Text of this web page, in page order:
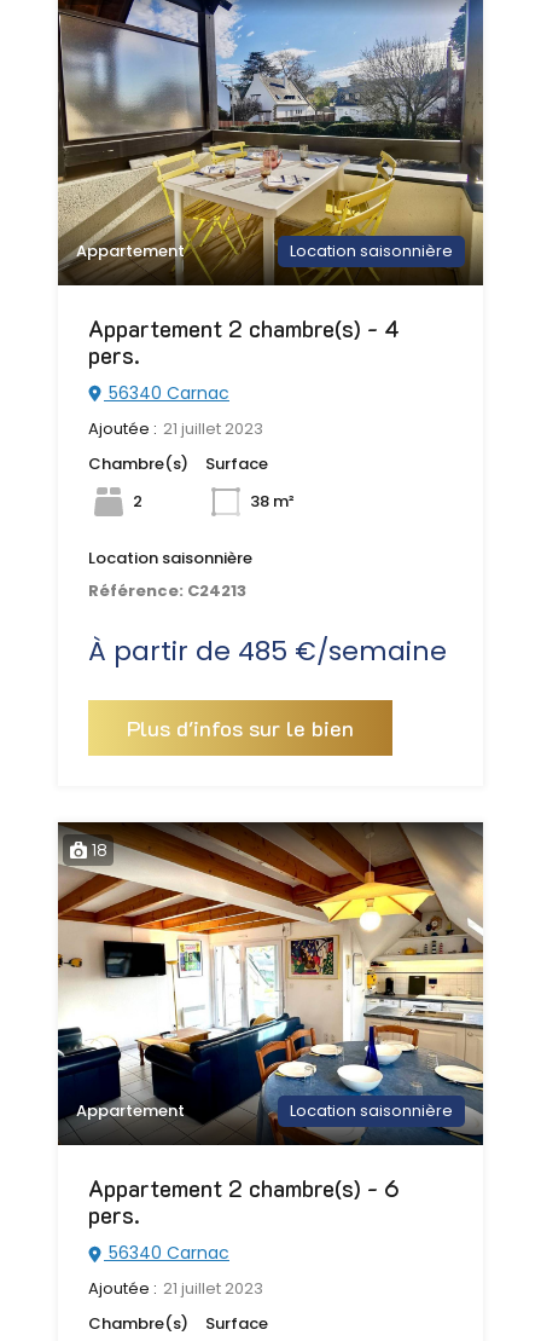
Appartement Location saisonnière
Appartement 2 chambre(s) - 4
pers.
56340 Carnac
Ajoutée : 21 juillet 2023
Chambre(s)
2
Surface
38 m²
Location saisonnière
Référence: C24213
À partir de 485 €/semaine
Plus d'infos sur le bien
18
Appartement Location saisonnière
Appartement 2 chambre(s) - 6
pers.
56340 Carnac
Ajoutée : 21 juillet 2023
Chambre(s)
Surface